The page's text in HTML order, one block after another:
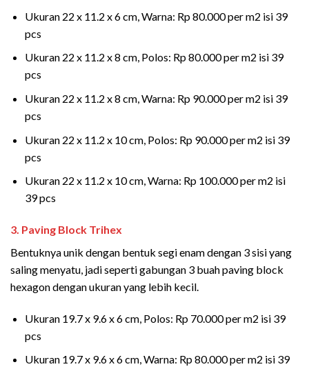
Ukuran 22 x 11.2 x 6 cm, Warna: Rp 80.000 per m2 isi 39
pcs
Ukuran 22 x 11.2 x 8 cm, Polos: Rp 80.000 per m2 isi 39
pcs
Ukuran 22 x 11.2 x 8 cm, Warna: Rp 90.000 per m2 isi 39
pcs
Ukuran 22 x 11.2 x 10 cm, Polos: Rp 90.000 per m2 isi 39
pcs
Ukuran 22 x 11.2 x 10 cm, Warna: Rp 100.000 per m2 isi
39 pcs
3. Paving Block Trihex
Bentuknya unik dengan bentuk segi enam dengan 3 sisi yang
saling menyatu, jadi seperti gabungan 3 buah paving block
hexagon dengan ukuran yang lebih kecil.
Ukuran 19.7 x 9.6 x 6 cm, Polos: Rp 70.000 per m2 isi 39
pcs
Ukuran 19.7 x 9.6 x 6 cm, Warna: Rp 80.000 per m2 isi 39